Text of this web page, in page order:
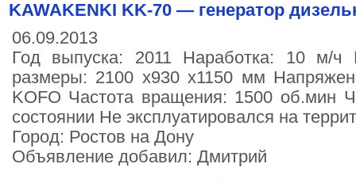
KAWAKENKI KK-70 ― генератор
06.09.2013
Год выпуска: 2011 Наработка: 10 м/ч
размеры: 2100 х930 х1150 мм
KOFO Частота вращения: 1500 об.мин
состоянии Не эксплуатировался на
Город: Ростов на Дону
Объявление добавил: Дмитрий